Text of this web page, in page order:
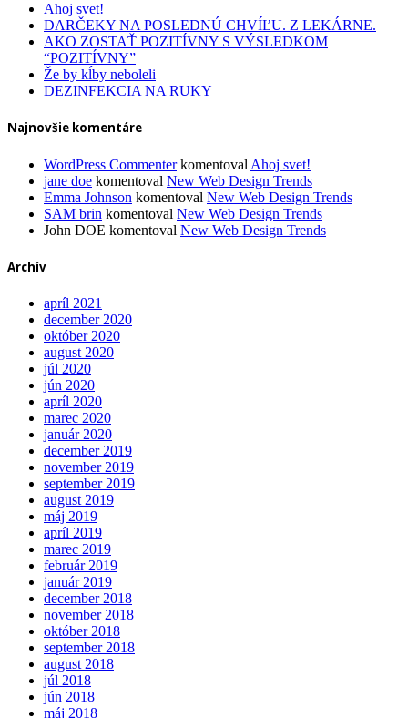
Ahoj svet!
DARČEKY NA POSLEDNÚ CHVÍĽU. Z LEKÁRNE.
AKO ZOSTAŤ POZITÍVNY S VÝSLEDKOM
“POZITÍVNY”
Že by kĺby neboleli
DEZINFEKCIA NA RUKY
Najnovšie komentáre
WordPress Commenterkomentoval Ahoj svet!
jane doe komentoval New Web Design Trends
Emma Johnson komentoval New Web Design Trends
SAM brin komentoval New Web Design Trends
John DOE komentoval New Web Design Trends
Archív
apríl 2021
december 2020
október 2020
august 2020
júl 2020
jún 2020
apríl 2020
marec 2020
január 2020
december 2019
november 2019
september 2019
august 2019
máj 2019
apríl 2019
marec 2019
február 2019
január 2019
december 2018
november 2018
október 2018
september 2018
august 2018
júl 2018
jún 2018
máj 2018